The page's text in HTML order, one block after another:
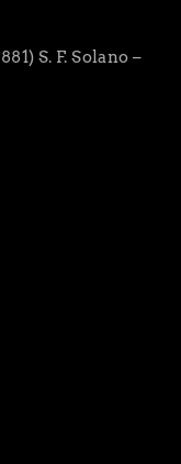
S. F. Solano –